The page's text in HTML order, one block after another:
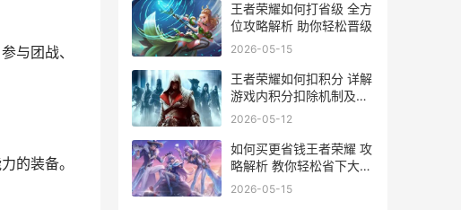
与团战、
的装备。
王者荣耀如何打省级 全方
位攻略解析 助你轻松晋级
2026-05-15
王者荣耀如何扣积分 详解
游戏内积分扣除机制及避
免方法
2026-05-12
如何买更省钱王者荣耀 攻
略解析 教你轻松省下大笔
开销
2026-05-15